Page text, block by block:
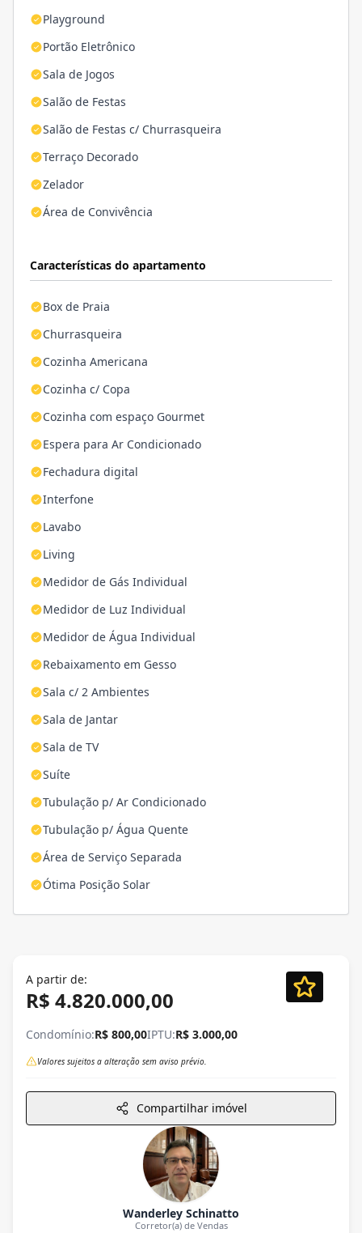
Playground
Portão Eletrônico
Sala de Jogos
Salão de Festas
Salão de Festas c/ Churrasqueira
Terraço Decorado
Zelador
Área de Convivência
Características do apartamento
Box de Praia
Churrasqueira
Cozinha Americana
Cozinha c/ Copa
Cozinha com espaço Gourmet
Espera para Ar Condicionado
Fechadura digital
Interfone
Lavabo
Living
Medidor de Gás Individual
Medidor de Luz Individual
Medidor de Água Individual
Rebaixamento em Gesso
Sala c/ 2 Ambientes
Sala de Jantar
Sala de TV
Suíte
Tubulação p/ Ar Condicionado
Tubulação p/ Água Quente
Área de Serviço Separada
Ótima Posição Solar
A partir de:
R$ 4.820.000,00
Condomínio:R$ 800,00IPTU:R$ 3.000,00
Valores sujeitos a alteração sem aviso prévio.
Compartilhar imóvel
Wanderley Schinatto
Corretor(a) de Vendas